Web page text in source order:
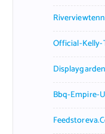
Official-
Bbq-Empire-